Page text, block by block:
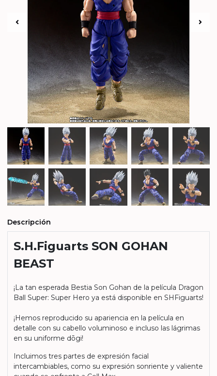
Descripción
S.H.Figuarts SON GOHAN
BEAST
¡La tan esperada Bestia Son Gohan de la película Dragon
Ball Super: Super Hero ya está disponible en SHFiguarts!
¡Hemos reproducido su apariencia en la película en
detalle con su cabello voluminoso e incluso las lágrimas
en su uniforme dōgi!
Incluimos tres partes de expresión facial
intercambiables, como su expresión sonriente y valiente